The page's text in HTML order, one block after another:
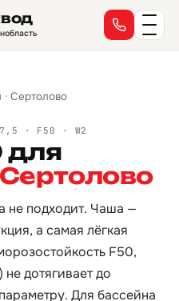
· Сертолово
· F50 · W2
для
не подходит. Чаша —
а самая лёгкая
F50,
дотягивает до
Для бассейна